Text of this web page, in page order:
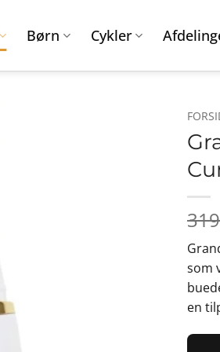
Børn Cykler
som
en